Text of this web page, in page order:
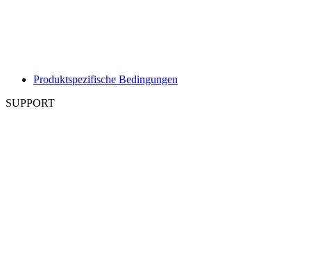
Produktspezifische Bedingungen
SUPPORT